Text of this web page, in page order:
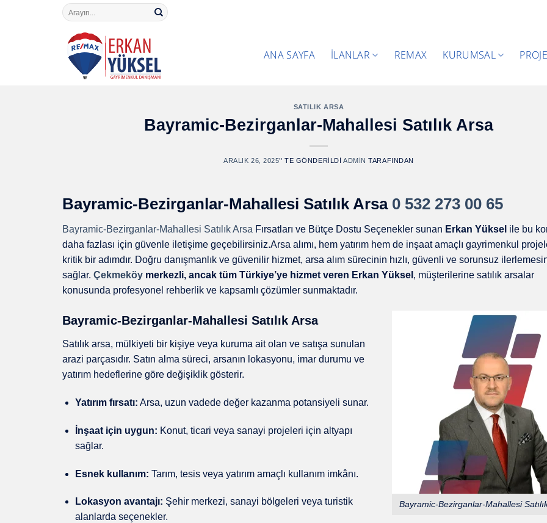
Search
for:
ANA SAYFA İLANLAR REMAX KURUMSAL
SATILIK ARSA
Bayramic-Bezirganlar-Mahallesi Satılık Arsa
ARALIK 26, 2025’' TE GÖNDERILDI ADMIN TARAFINDAN
Bayramic-Bezirganlar-Mahallesi Satılık Arsa 0 532 273 00 65
Bayramic-Bezirganlar-Mahallesi Satılık Arsa Fırsatları ve Bütçe Dostu Seçenekler sunan Erkan Yüksel ile bu
daha fazlası için güvenle iletişime geçebilirsiniz.Arsa alımı, hem yatırım hem de inşaat amaçlı gayrimenkul
kritik bir adımdır. Doğru danışmanlık ve güvenilir hizmet, arsa alım sürecinin hızlı, güvenli ve sorunsuz
sağlar. Çekmeköy merkezli, ancak tüm Türkiye’ye hizmet veren Erkan Yüksel , müşterilerine satılık arsalar
konusunda profesyonel rehberlik ve kapsamlı çözümler sunmaktadır.
Bayramic-Bezirganlar-Mahallesi
Bayramic-Bezirganlar-Mahallesi Satılık Arsa
Satılık arsa, mülkiyeti bir kişiye veya kuruma ait olan ve satışa sunulan
arazi parçasıdır. Satın alma süreci, arsanın lokasyonu, imar durumu ve
yatırım hedeflerine göre değişiklik gösterir.
Yatırım fırsatı: Arsa, uzun vadede değer kazanma potansiyeli sunar.
İnşaat için uygun: Konut, ticari veya sanayi projeleri için altyapı
sağlar.
Esnek kullanım: Tarım, tesis veya yatırım amaçlı kullanım imkânı.
Lokasyon avantajı: Şehir merkezi, sanayi bölgeleri veya turistik
alanlarda seçenekler.